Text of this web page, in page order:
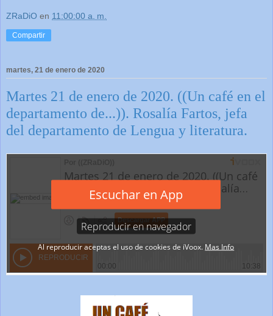
ZRaDiO en 11:00:00 a. m.
Compartir
martes, 21 de enero de 2020
Martes 21 de enero de 2020. ((Un café en el
departamento de...)). Rosalía Fartos, jefa
del departamento de Lengua y literatura.